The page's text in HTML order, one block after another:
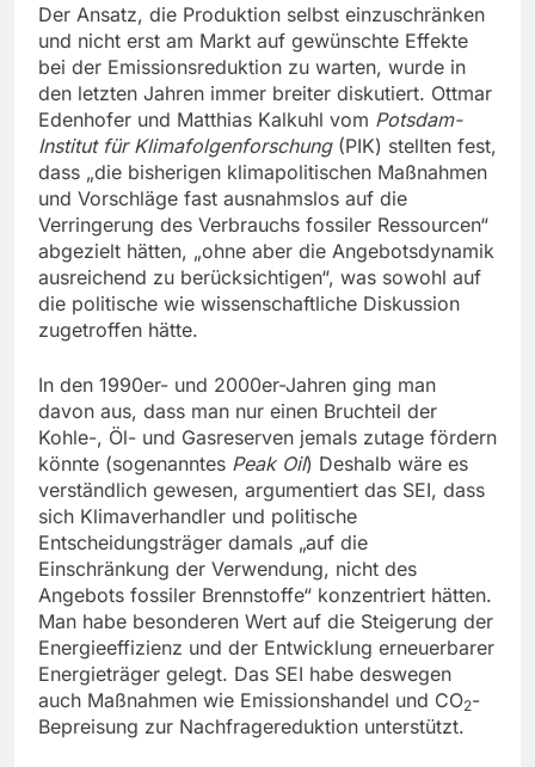
Der Ansatz, die Produktion selbst einzuschränken
und nicht erst am Markt auf gewünschte Effekte
bei der Emissionsreduktion zu warten, wurde in
den letzten Jahren immer breiter diskutiert. Ottmar
Edenhofer und Matthias Kalkuhl vom Potsdam-
Institut für Klimafolgenforschung(PIK) stellten fest,
dass „die bisherigen klimapolitischen Maßnahmen
und Vorschläge fast ausnahmslos auf die
Verringerung des Verbrauchs fossiler Ressourcen“
abgezielt hätten, „ohne aber die Angebotsdynamik
ausreichend zu berücksichtigen“, was sowohl auf
die politische wie wissenschaftliche Diskussion
zugetroffen hätte.
In den 1990er- und 2000er-Jahren ging man
davon aus, dass man nur einen Bruchteil der
Kohle-, Öl- und Gasreserven jemals zutage fördern
könnte (sogenanntes Peak Oil) Deshalb wäre es
verständlich gewesen, argumentiert das SEI, dass
sich Klimaverhandler und politische
Entscheidungsträger damals „auf die
Einschränkung der Verwendung, nicht des
Angebots fossiler Brennstoffe“ konzentriert hätten.
Man habe besonderen Wert auf die Steigerung der
Energieeffizienz und der Entwicklung erneuerbarer
Energieträger gelegt. Das SEI habe deswegen
auch Maßnahmen wie Emissionshandel und CO2-
Bepreisung zur Nachfragereduktion unterstützt.